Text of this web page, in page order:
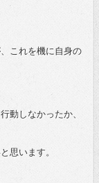
これを機に自身の
動しなかったか、
思います。